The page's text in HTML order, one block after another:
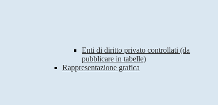
Enti di diritto privato controllati (da
pubblicare in tabelle)
Rappresentazione grafica